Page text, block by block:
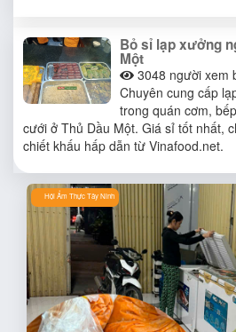
Bỏ sỉ lạp xưởng
Một
3048 người xem
Chuyên cung cấp
trong quán cơm,
cưới ở Thủ Dầu Một. Giá sỉ tốt nhất,
chiết khấu hấp dẫn từ Vinafood.net.
Hội Ẩm Thực Tây Ninh